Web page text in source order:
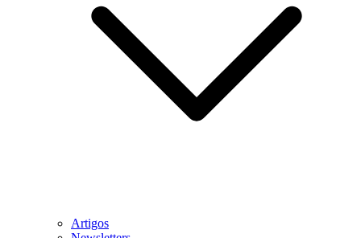
Artigos